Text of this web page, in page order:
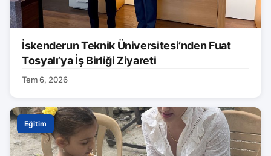
İskenderun Teknik Üniversitesi’nden Fuat
Tosyalı’ya İş Birliği Ziyareti
Tem 6, 2026
Eğitim